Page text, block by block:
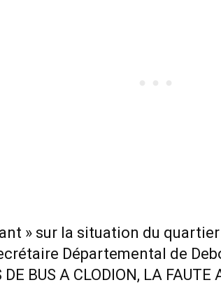
» sur la situation du
Départemental de
BUS A CLODION, LA FAUTE